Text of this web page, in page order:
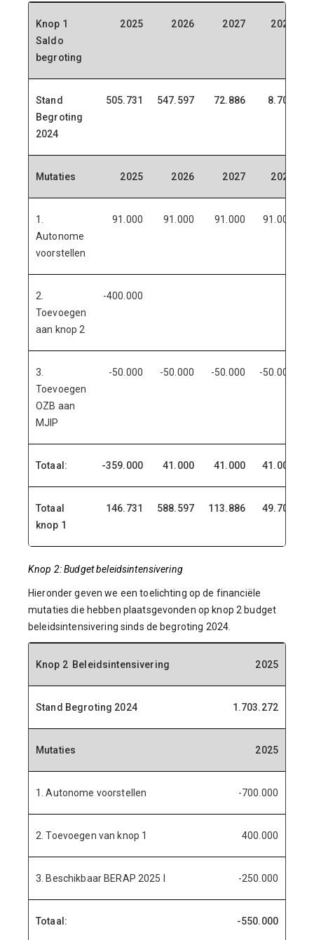
Knop 1
Saldo
begroting
2025 2026 2027 2028
Stand
Begroting
2024
505.731 547.597 72.886 8.701
Mutaties 2025 2026 2027 2028
1.
Autonome
voorstellen
91.000 91.000 91.000 91.000
2.
Toevoegen
aan knop 2
-400.000
3.
Toevoegen
OZB aan
MJIP
-50.000 -50.000 -50.000 -50.000
Totaal: -359.000 41.000 41.000 41.000
Totaal
knop 1
146.731 588.597 113.886 49.701
Knop 2: Budget beleidsintensivering
Hieronder geven we een toelichting op de financiële
mutaties die hebben plaatsgevonden op knop 2 budget
beleidsintensivering sinds de begroting 2024.
Knop 2 Beleidsintensivering 2025
Stand Begroting 2024 1.703.272
Mutaties 2025
1. Autonome voorstellen -700.000
2. Toevoegen van knop 1 400.000
3. Beschikbaar BERAP 2025 I -250.000
Totaal: -550.000